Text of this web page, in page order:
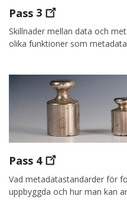
Pass 3
Skillnader mellan data och
olika funktioner som
Pass 4
Vad metadatastandarder för
uppbyggda och hur man kan